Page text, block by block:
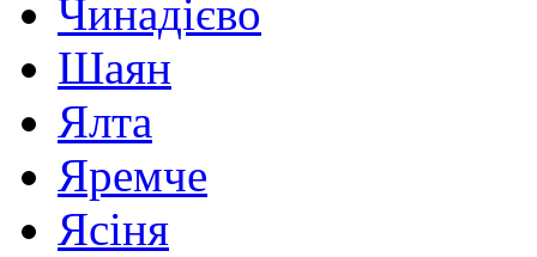
Чинадієво
Шаян
Ялта
Яремче
Ясіня